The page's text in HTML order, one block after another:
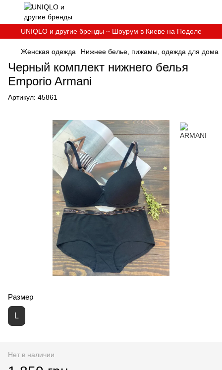
UNIQLO и другие бренды ~ Шоурум в Киеве на Подоле
Женская одежда Нижнее белье, пижамы, одежда для дома
Черный комплект нижнего белья
Emporio Armani
Артикул: 45861
Размер
L
Нет в наличии